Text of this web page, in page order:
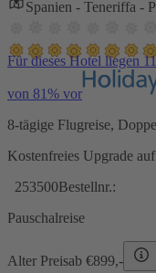
Spanien - Teneriffa -
Für dieses Hotel liegen
von 81% vor
8-tägige Flugreise,
Kostenfreies Upgrade
253500Bestellnr.:
Pauschalreise
Alter Preisab €899,-